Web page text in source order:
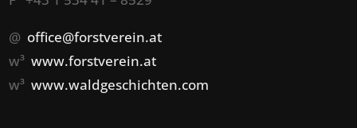
@ office@forstverein.at
w³www.forstverein.at
w³www.waldgeschichten.com